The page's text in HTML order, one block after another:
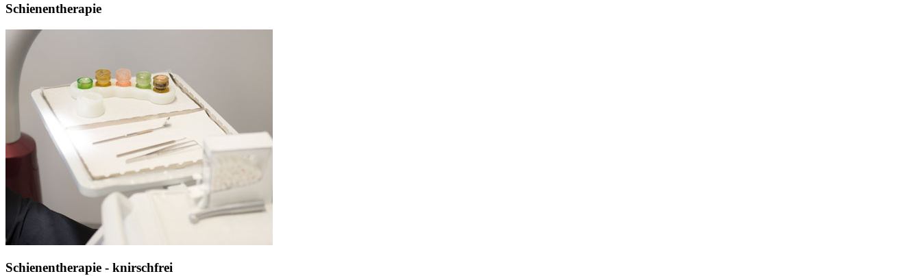
Schienentherapie
Schienentherapie - knirschfrei